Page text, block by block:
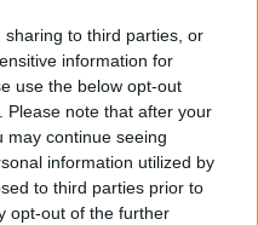
to third parties, or
information for
use the below opt-out
Please note that after your
may continue seeing
information utilized by
to third parties prior to
opt-out of the further